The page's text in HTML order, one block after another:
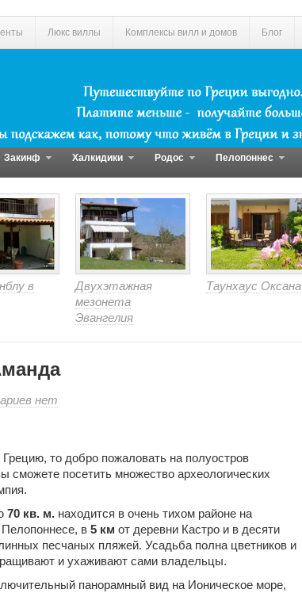
Люкс виллы Комплексы вилл и домов Блог
Закинф Халкидики Родос Пелопоннес
в
Двухэтажная
мезонета
Эвангелия
Таунхаус Оксана
к
Аманда
нет
то добро пожаловать на полуостров
сможете посетить множество археологических
70 кв. м. находится в очень тихом районе на
в 5 км от деревни Кастро и в десяти
песчаных пляжей. Усадьба полна цветников и
и ухаживают сами владельцы.
панорамный вид на Ионическое море,